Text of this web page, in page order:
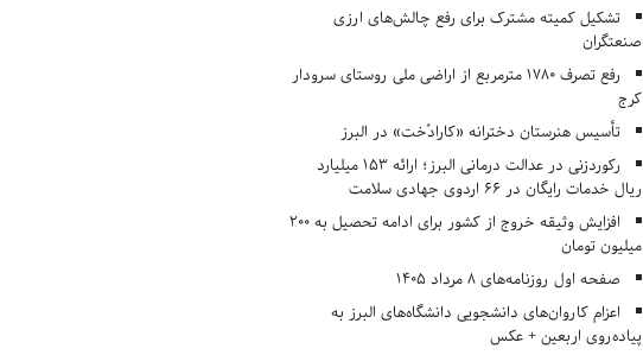
تشکیل کمیته مشترک برای رفع چالش‌های ارزی
صنعتگران
رفع تصرف ۱۷۸۰ مترمربع از اراضی ملی روستای سرودار
کرج
تأسیس هنرستان دخترانه «کارادُخت» در البرز
رکوردزنی در عدالت درمانی البرز؛ ارائه ۱۵۳ میلیارد
ریال خدمات رایگان در ۶۶ اردوی جهادی سلامت
افزایش وثیقه خروج از کشور برای ادامه تحصیل به ۲۰۰
میلیون تومان
صفحه اول روزنامه‌های 8 مرداد 1405
اعزام کاروان‌های دانشجویی دانشگاه‌های البرز به
پیاده‌روی اربعین + عکس